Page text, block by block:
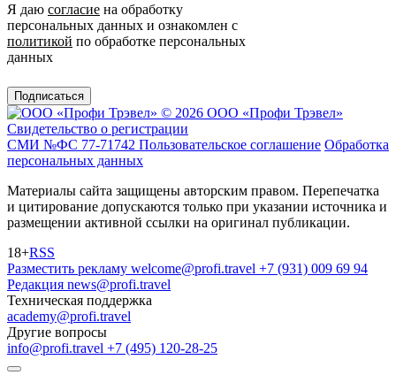
Я даю согласие на обработку
персональных данных и ознакомлен с
политикой по обработке персональных
данных
Подписаться
© 2026 ООО «Профи Трэвeл»
Свидетельство о регистрации
СМИ №ФС 77-71742 Пользовательское соглашение Обработка
персональных данных
Материалы сайта защищены авторским правом. Перепечатка
и цитирование допускаются только при указании источника и
размещении активной ссылки на оригинал публикации.
18+RSS
Разместить рекламу welcome@profi.travel +7 (931) 009 69 94
Редакция news@profi.travel
Техническая поддержка
academy@profi.travel
Другие вопросы
info@profi.travel +7 (495) 120-28-25